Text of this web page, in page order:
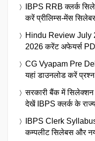
IBPS RRB क्लर्क
करें प्रीलिम्स-मेंस
Hindu Review July
2026 करेंट अफेयर्स
CG Vyapam Pre
यहां डाउनलोड करें
सरकारी बैंक में सिलेक्शन
देखें IBPS क्लर्क के
IBPS Clerk
कम्पलीट सिलेबस और नया